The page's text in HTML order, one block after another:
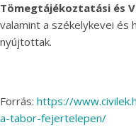
Tömegtájékoztatási és
valamint a székelykevei
nyújtottak.
Forrás: https://
a-tabor-fejertelepen/